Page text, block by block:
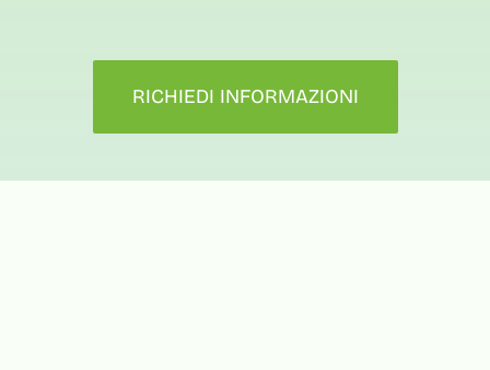
RICHIEDI INFORMAZIONI